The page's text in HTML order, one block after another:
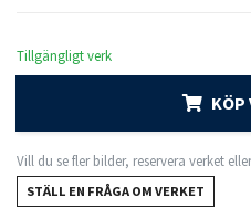
Tillgängligt verk
KÖP
Vill du se fler bilder, reservera verket
STÄLL EN FRÅGA OM VERKET